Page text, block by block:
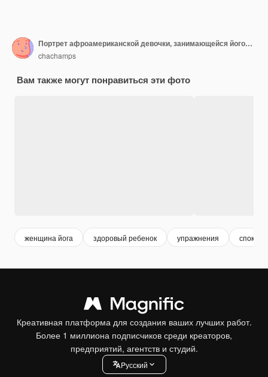
Портрет афроамериканской девочки, занимающейся йогой, медитирует в парке
chachamps
Вам также могут понравиться эти фото
женщина йога здоровый ребенок упражнения
Креативная платформа для создания ваших лучших работ.
Более 1 миллиона подписчиков среди креаторов,
предприятий, агентств и студий.
Pусский